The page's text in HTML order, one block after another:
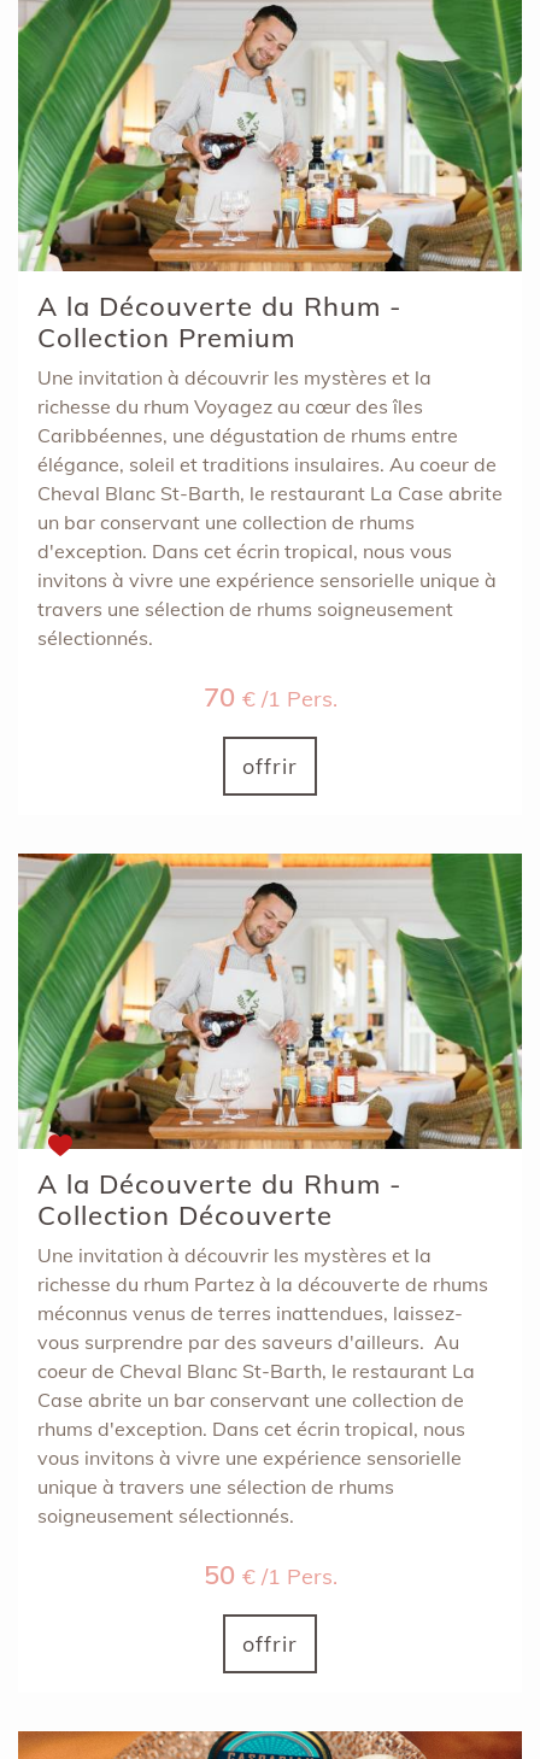
A la Découverte du Rhum -
Collection Premium
Une invitation à découvrir les mystères et la
richesse du rhum Voyagez au cœur des îles
Caribbéennes, une dégustation de rhums entre
élégance, soleil et traditions insulaires. Au coeur de
Cheval Blanc St-Barth, le restaurant La Case abrite
un bar conservant une collection de rhums
d'exception. Dans cet écrin tropical, nous vous
invitons à vivre une expérience sensorielle unique à
travers une sélection de rhums soigneusement
sélectionnés.
70 € /1 Pers.
offrir
A la Découverte du Rhum -
Collection Découverte
Une invitation à découvrir les mystères et la
richesse du rhum Partez à la découverte de rhums
méconnus venus de terres inattendues, laissez-
vous surprendre par des saveurs d'ailleurs. Au
coeur de Cheval Blanc St-Barth, le restaurant La
Case abrite un bar conservant une collection de
rhums d'exception. Dans cet écrin tropical, nous
vous invitons à vivre une expérience sensorielle
unique à travers une sélection de rhums
soigneusement sélectionnés.
50 € /1 Pers.
offrir